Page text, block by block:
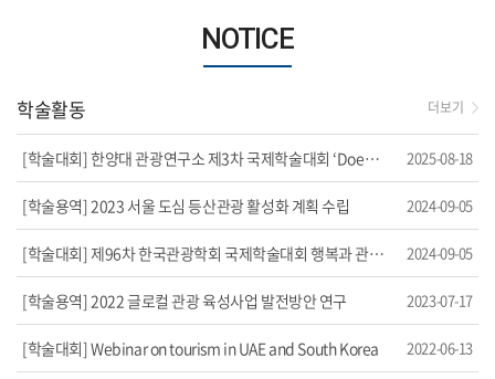
NOTICE
학술활동
[학술대회] 한양대 관광연구소 제3차 국제학술대회 ‘Does Trave... 2025-08-18
[학술용역] 2023 서울 도심 등산관광 활성화 계획 수립 2024-09-05
[학술대회] 제96차 한국관광학회 국제학술대회 행복과 관광 특별... 2024-09-05
[학술용역] 2022 글로컬 관광 육성사업 발전방안 연구 2023-07-17
[학술대회] Webinar on tourism in UAE and South Korea 2022-06-13
더보기